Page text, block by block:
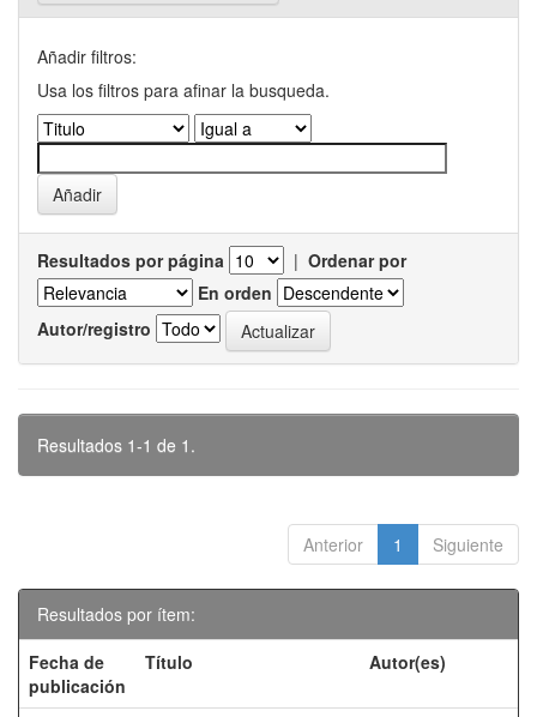
Añadir filtros:
Usa los filtros para afinar la busqueda.
Resultados por página | Ordenar por
En orden
Autor/registro
Resultados 1-1 de 1.
Anterior 1 Siguiente
Resultados por ítem:
Fecha de
publicación
Título Autor(es)